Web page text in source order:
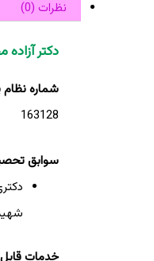
نظرات (0)
دکتر
شماره
163128
سوابق